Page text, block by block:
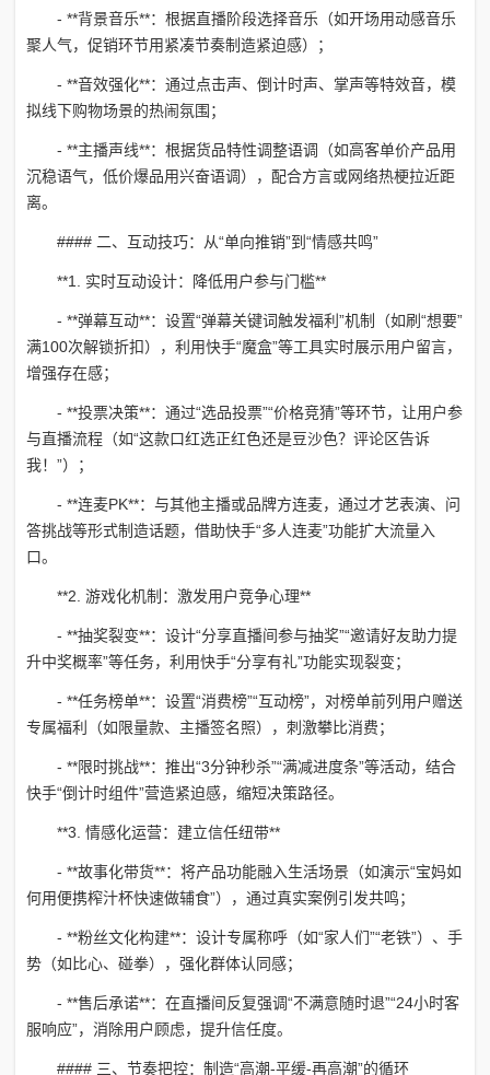
- **背景音乐**：根据直播阶段选择音乐（如开场用动感音乐
聚人气，促销环节用紧凑节奏制造紧迫感）；
- **音效强化**：通过点击声、倒计时声、掌声等特效音，模
拟线下购物场景的热闹氛围；
- **主播声线**：根据货品特性调整语调（如高客单价产品用
沉稳语气，低价爆品用兴奋语调），配合方言或网络热梗拉近距
离。
#### 二、互动技巧：从“单向推销”到“情感共鸣”
**1. 实时互动设计：降低用户参与门槛**
- **弹幕互动**：设置“弹幕关键词触发福利”机制（如刷“想要”
满100次解锁折扣），利用快手“魔盒”等工具实时展示用户留言，
增强存在感；
- **投票决策**：通过“选品投票”“价格竞猜”等环节，让用户参
与直播流程（如“这款口红选正红色还是豆沙色？评论区告诉
我！”）；
- **连麦PK**：与其他主播或品牌方连麦，通过才艺表演、问
答挑战等形式制造话题，借助快手“多人连麦”功能扩大流量入
口。
**2. 游戏化机制：激发用户竞争心理**
- **抽奖裂变**：设计“分享直播间参与抽奖”“邀请好友助力提
升中奖概率”等任务，利用快手“分享有礼”功能实现裂变；
- **任务榜单**：设置“消费榜”“互动榜”，对榜单前列用户赠送
专属福利（如限量款、主播签名照），刺激攀比消费；
- **限时挑战**：推出“3分钟秒杀”“满减进度条”等活动，结合
快手“倒计时组件”营造紧迫感，缩短决策路径。
**3. 情感化运营：建立信任纽带**
- **故事化带货**：将产品功能融入生活场景（如演示“宝妈如
何用便携榨汁杯快速做辅食”），通过真实案例引发共鸣；
- **粉丝文化构建**：设计专属称呼（如“家人们”“老铁”）、手
势（如比心、碰拳），强化群体认同感；
- **售后承诺**：在直播间反复强调“不满意随时退”“24小时客
服响应”，消除用户顾虑，提升信任度。
#### 三、节奏把控：制造“高潮-平缓-再高潮”的循环